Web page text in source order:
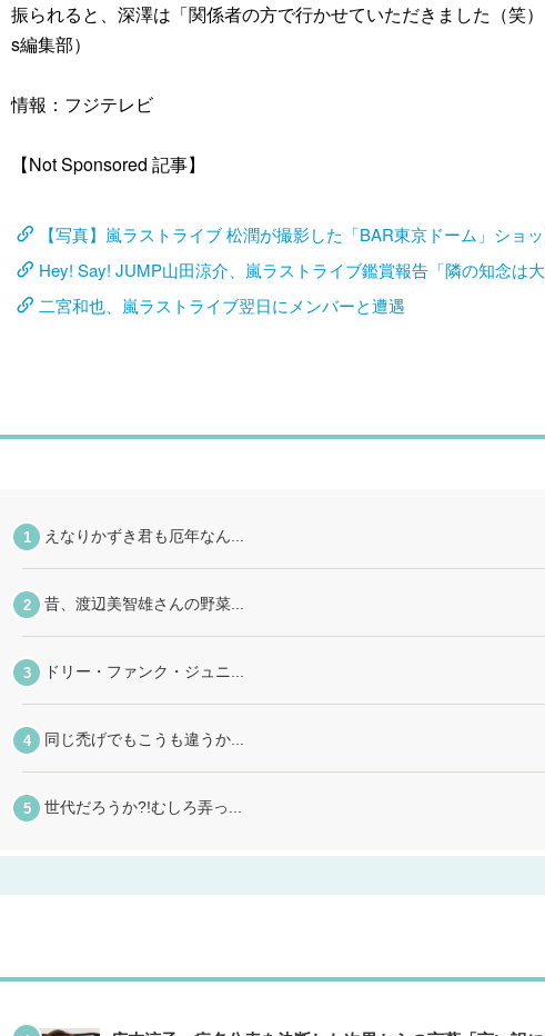
振られると、深澤は「関係者の方で行かせていただきました（笑
s編集部）
情報：フジテレビ
【Not Sponsored 記事】
【写真】嵐ラストライブ 松潤が撮影した「BAR東京ドーム」ショッ
Hey! Say! JUMP山田涼介、嵐ラストライブ鑑賞報告「隣の知念は大
二宮和也、嵐ラストライブ翌日にメンバーと遭遇